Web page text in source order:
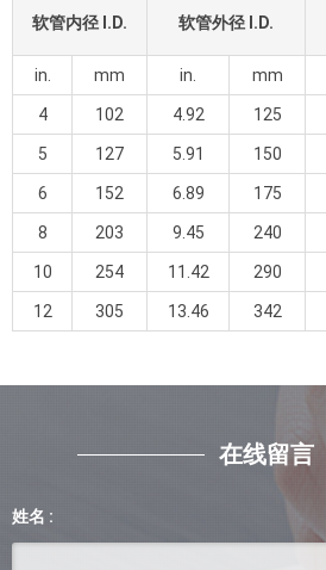
软管内径 I.D. 软管外径 I.D.
in. mm in. mm
4 102 4.92 125
5 127 5.91 150
6 152 6.89 175
8 203 9.45 240
10 254 11.42 290
12 305 13.46 342
在线留言
姓名 :